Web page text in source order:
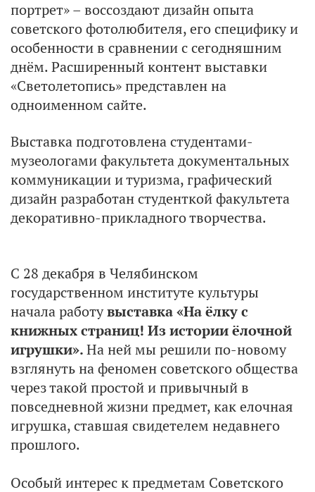
портрет» – воссоздают дизайн опыта
советского фотолюбителя, его специфику и
особенности в сравнении с сегодняшним
днём. Расширенный контент выставки
«Светолетопись» представлен на
одноименном сайте.
Выставка подготовлена студентами-
музеологами факультета документальных
коммуникации и туризма, графический
дизайн разработан студенткой факультета
декоративно-прикладного творчества.
С 28 декабря в Челябинском
государственном институте культуры
начала работувыставка «На ёлку с
книжных страниц! Из истории ёлочной
игрушки». На ней мы решили по-новому
взглянуть на феномен советского общества
через такой простой и привычный в
повседневной жизни предмет, как елочная
игрушка, ставшая свидетелем недавнего
прошлого.
Особый интерес к предметам Советского